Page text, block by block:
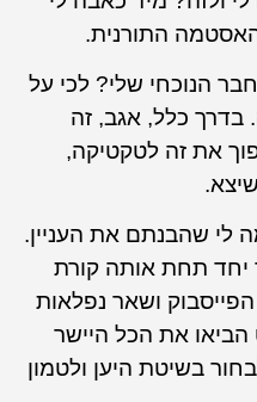
התורנית.
שלי? לכי על
כלל, אגב, זה
את זה לטקטיקה,
שהבנתם את העניין.
תחת אותה קורת
ושאר נפלאות
את הכל היישר
בשיטת היען ולטמון